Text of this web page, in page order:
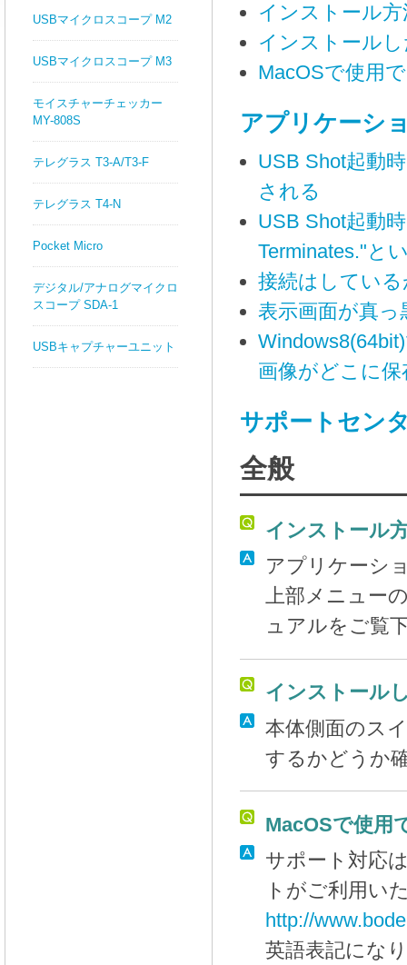
インストール
インストール
MacOSで使用
アプリケーシ
USB Shot起動
される
USB Shot起動
Terminates."と
接続はしてい
表示画面が真
画像がどこに
サポートセン
全般
インストール
アプリケーシ
上部メニュー
ュアルをご覧
インストール
本体側面のス
するかどうか
MacOSで使用
サポート対応
トがご利用い
http://
英語表記にな
USBマイクロスコープ M2
USBマイクロスコープ M3
モイスチャーチェッカー
MY-808S
テレグラス T3-A/T3-F
テレグラス T4-N
Pocket Micro
デジタル/アナログマイクロ
スコープ SDA-1
USBキャプチャーユニット